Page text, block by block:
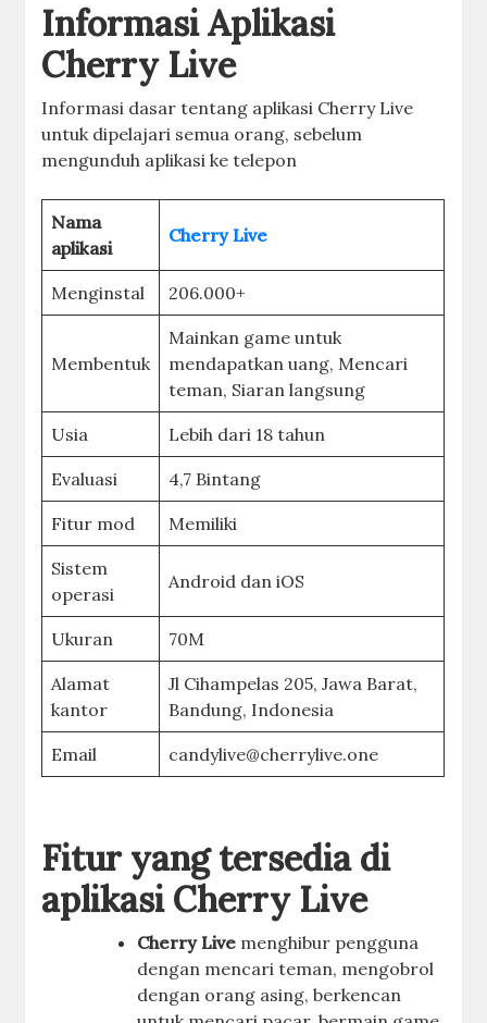
Informasi Aplikasi
Cherry Live
Informasi dasar tentang aplikasi Cherry Live
untuk dipelajari semua orang, sebelum
mengunduh aplikasi ke telepon
Nama
aplikasi
Cherry Live
Menginstal 206.000+
Membentuk
Mainkan game untuk
mendapatkan uang, Mencari
teman, Siaran langsung
Usia Lebih dari 18 tahun
Evaluasi 4,7 Bintang
Fitur mod Memiliki
Sistem
operasi
Android dan iOS
Ukuran 70M
Alamat
kantor
Jl Cihampelas 205, Jawa Barat,
Bandung, Indonesia
Email candylive@cherrylive.one
Fitur yang tersedia di
aplikasi Cherry Live
Cherry Live menghibur pengguna
dengan mencari teman, mengobrol
dengan orang asing, berkencan